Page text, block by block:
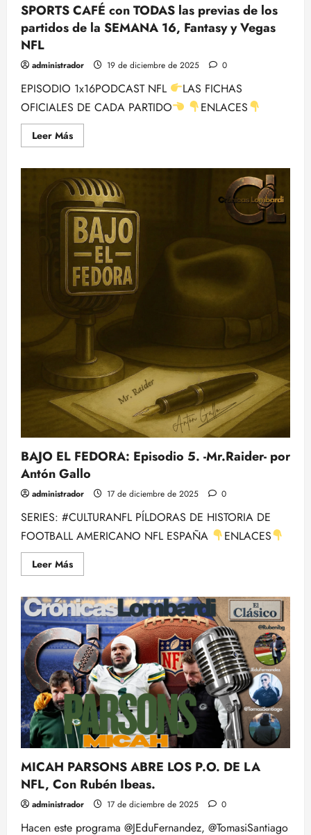
SPORTS CAFÉ con TODAS las previas de los
partidos de la SEMANA 16, Fantasy y Vegas
NFL
administrador 19 de diciembre de 2025 0
EPISODIO 1x16PODCAST NFL
LAS FICHAS
OFICIALES DE CADA PARTIDO
ENLACES
Leer MásLeer
más
CAFÉ
con
TODAS
las
previas
de
los
partidos
de
la
SEMANA
16,
Fantasy
Vegas
NFL
BAJO EL FEDORA: Episodio 5. -Mr.Raider- por
Antón Gallo
administrador 17 de diciembre de 2025 0
SERIES: #CULTURANFL PÍLDORAS DE HISTORIA DE
FOOTBALL AMERICANO NFL ESPAÑA
ENLACES
Leer MásLeer
más
BAJO
EL
FEDORA:
Episodio
5.
-
Mr.Raider-
por
Antón
Gallo
MICAH PARSONS ABRE LOS P.O. DE LA
NFL, Con Rubén Ibeas.
administrador 17 de diciembre de 2025 0
Hacen este programa @JEduFernandez, @TomasiSantiago